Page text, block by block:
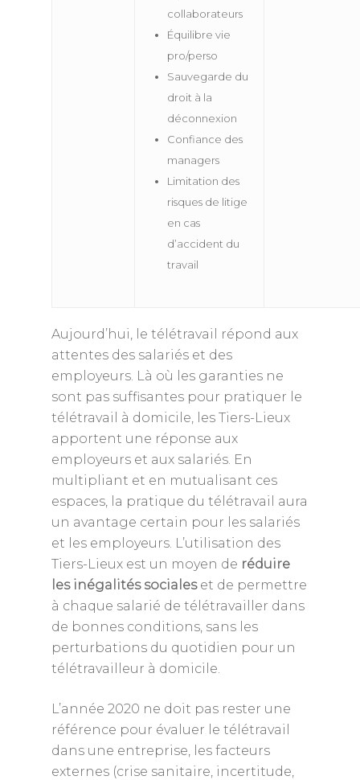
collaborateurs
Équilibre vie
pro/perso
Sauvegarde du
droit à la
déconnexion
Confiance des
managers
Limitation des
risques de litige
en cas
d’accident du
travail
Aujourd’hui, le télétravail répond aux
attentes des salariés et des
employeurs. Là où les garanties ne
sont pas suffisantes pour pratiquer le
télétravail à domicile, les Tiers-Lieux
apportent une réponse aux
employeurs et aux salariés. En
multipliant et en mutualisant ces
espaces, la pratique du télétravail aura
un avantage certain pour les salariés
et les employeurs. L’utilisation des
Tiers-Lieux est un moyen de réduire
les inégalités socialeset de permettre
à chaque salarié de télétravailler dans
de bonnes conditions, sans les
perturbations du quotidien pour un
télétravailleur à domicile.
L’année 2020 ne doit pas rester une
référence pour évaluer le télétravail
dans une entreprise, les facteurs
externes (crise sanitaire, incertitude,